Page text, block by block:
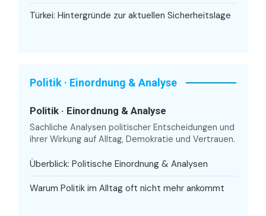
Türkei: Hintergründe zur aktuellen Sicherheitslage
Politik · Einordnung & Analyse
Politik · Einordnung & Analyse
Sachliche Analysen politischer Entscheidungen und
ihrer Wirkung auf Alltag, Demokratie und Vertrauen.
Überblick: Politische Einordnung & Analysen
Warum Politik im Alltag oft nicht mehr ankommt